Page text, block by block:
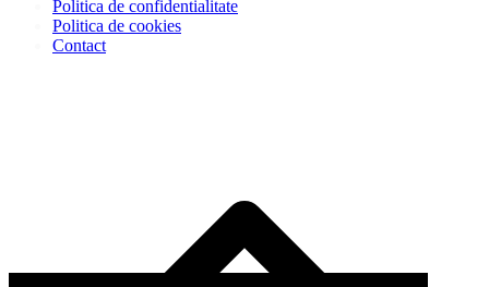
Politica de confidentialitate
Politica de cookies
Contact